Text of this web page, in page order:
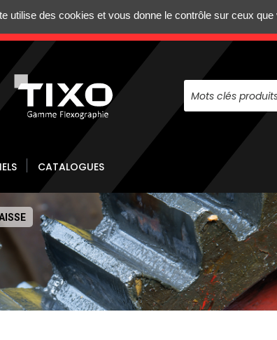
N'HÉSITEZ PAS À NOUS
CATALOGUES
utilise des cookies et vous donne le contrôle sur ceux